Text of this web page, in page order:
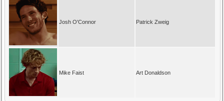
Josh O'Connor Patrick Zweig
Mike Faist Art Donaldson